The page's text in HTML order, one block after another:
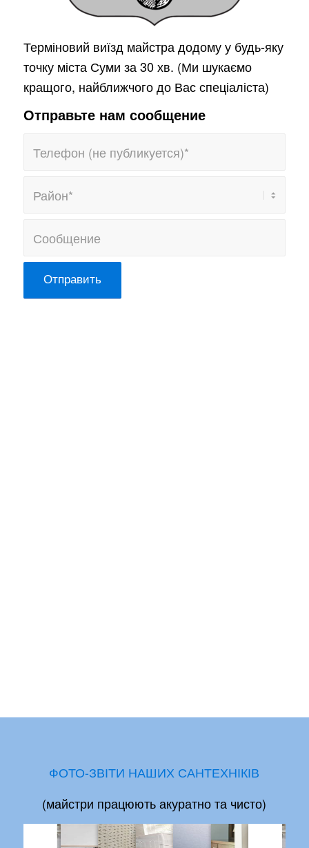
Терміновий виїзд майстра додому у будь-яку
точку міста Суми за 30 хв. (Ми шукаємо
кращого, найближчого до Вас спеціаліста)
Отправьте нам сообщение
ФОТО-ЗВІТИ НАШИХ САНТЕХНІКІВ
(майстри працюють акуратно та чисто)